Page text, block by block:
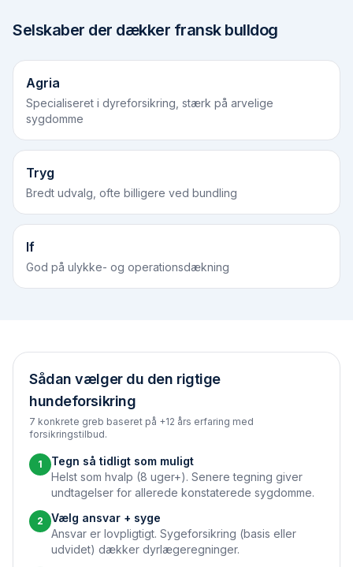
Selskaber der dækker fransk bulldog
Agria
Specialiseret i dyreforsikring, stærk på arvelige
sygdomme
Tryg
Bredt udvalg, ofte billigere ved bundling
If
God på ulykke- og operationsdækning
Sådan vælger du den rigtige
hundeforsikring
7 konkrete greb baseret på +12 års erfaring med
forsikringstilbud.
1
Tegn så tidligt som muligt
Helst som hvalp (8 uger+). Senere tegning giver
undtagelser for allerede konstaterede sygdomme.
2
Vælg ansvar + syge
Ansvar er lovpligtigt. Syge­forsikring (basis eller
udvidet) dækker dyrlægeregninger.